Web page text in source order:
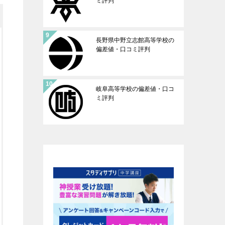
長野県中野立志館高等学校の
偏差値・口コミ評判
岐阜高等学校の偏差値・口コ
ミ評判